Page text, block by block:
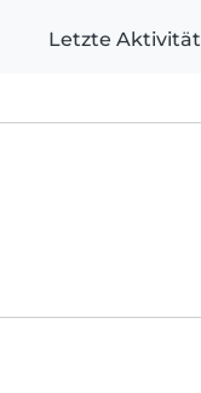
Letzte Aktivität